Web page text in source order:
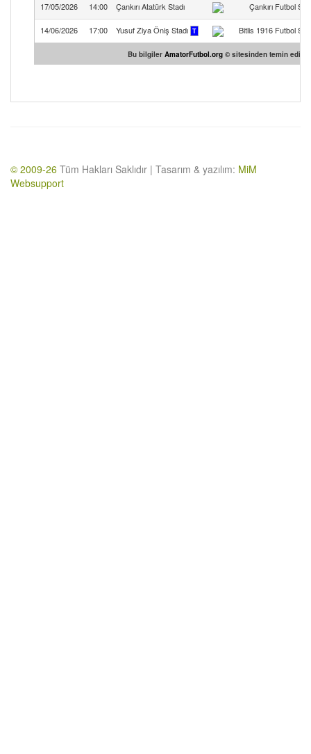
17/05/2026 14:00 Çankırı Atatürk Stadı Çankırı Futbol SK
14/06/2026 17:00 Yusuf Ziya Öniş Stadı T Bitlis 1916 Futbol SK
Bu bilgiler AmatorFutbol.org © sitesinden temin
© 2009-26 Tüm Hakları Saklıdır | Tasarım & yazılım: MiM
Websupport